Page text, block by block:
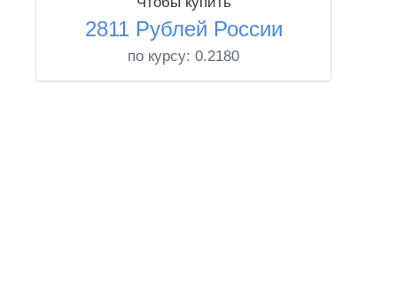
2811 Рублей России
по курсу: 0.2180